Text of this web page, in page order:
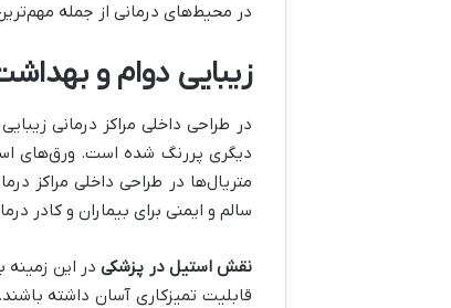
در محیط‌های درمانی از جمله
زیبایی دوام و
در طراحی داخلی مراکز درمانی
دیگری پررنگ شده است. ورق‌های
متریال‌ها در طراحی داخلی مراکز
سالم و ایمنی برای بیماران و کادر
نقش استیل در پزشکیدر این زمینه
قابلیت تمیزکاری آسان داشته